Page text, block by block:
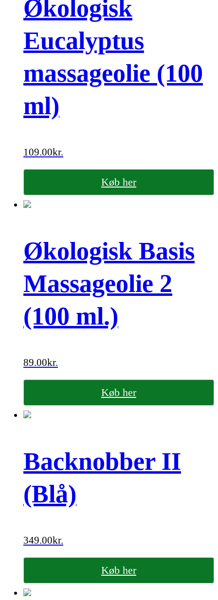
Økologisk
Eucalyptus
massageolie (100
ml)
109.00kr.
Køb her
Økologisk Basis
Massageolie 2
(100 ml.)
89.00kr.
Køb her
Backnobber II
(Blå)
349.00kr.
Køb her